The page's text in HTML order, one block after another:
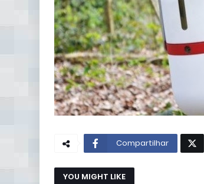
Compartilhar
YOU MIGHT LIKE